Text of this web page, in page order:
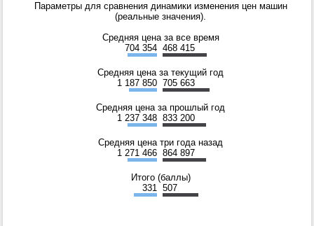
Параметры для сравнения динамики изменения цен машин
(реальные значения).
Средняя цена за все время
704 354 468 415
Средняя цена за текущий год
1 187 850 705 663
Средняя цена за прошлый год
1 237 348 833 200
Средняя цена три года назад
1 271 466 864 897
Итого (баллы)
331 507